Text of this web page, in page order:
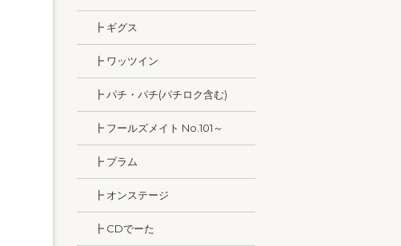
┣ ギグス
┣ ワッツイン
┣ パチ・パチ(パチロク含む)
┣ フールズメイト No.101～
┣ プラム
┣ オンステージ
┣ CDでーた